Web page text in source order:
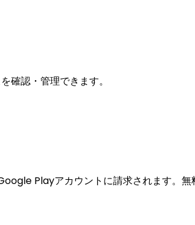
確認・管理できます。
Playアカウントに請求されます。